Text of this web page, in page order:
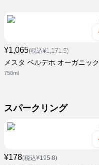
¥1,065(税込¥1,171.5)
メスタ ベルデホ オーガニック
750ml
スパークリング
¥178(税込¥195.8)